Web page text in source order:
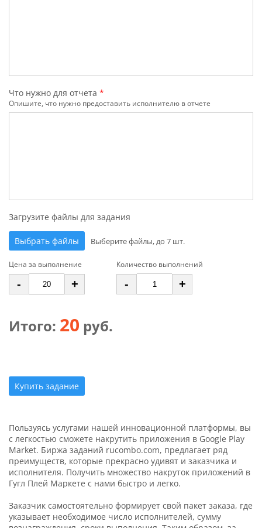
Что нужно для отчета *
Опишите, что нужно предоставить исполнителю в отчете
Загрузите файлы для задания
Выбрать файлы Выберите файлы, до 7 шт.
Цена за выполнение
- +
Количество выполнений
- +
Итого: 20 руб.
Купить задание
Пользуясь услугами нашей инновационной платформы, вы
с легкостью сможете накрутить приложения в Google Play
Market. Биржа заданий rucombo.com, предлагает ряд
преимуществ, которые прекрасно удивят и заказчика и
исполнителя. Получить множество накруток приложений в
Гугл Плей Маркете с нами быстро и легко.
Заказчик самостоятельно формирует свой пакет заказа, где
указывает необходимое число исполнителей, сумму